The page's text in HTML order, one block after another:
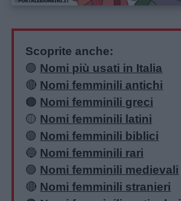
Scoprite anche:
🟣 Nomi più usati in Italia
🔴 Nomi femminili antichi
🟠 Nomi femminili greci
🟡 Nomi femminili latini
🟢 Nomi femminili biblici
🔵 Nomi femminili rari
🟣 Nomi femminili medievali
🔴 Nomi femminili stranieri